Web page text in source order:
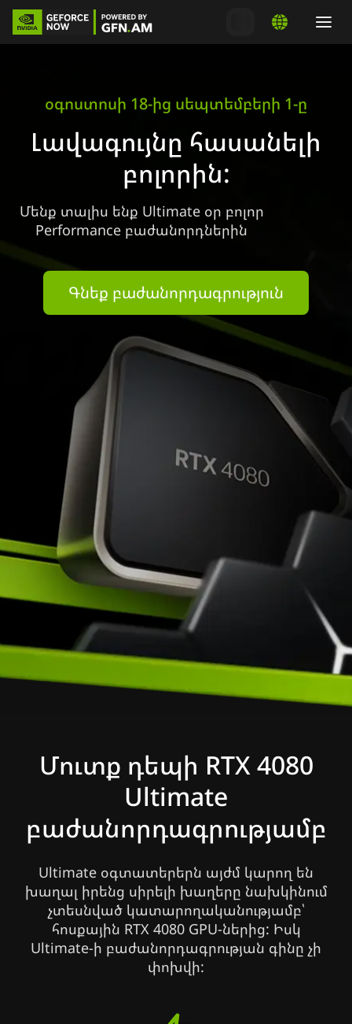
օգոստոսի 18-ից սեպտեմբերի 1-ը
Լավագույնը հասանելի
բոլորին:
Մենք տալիս ենք Ultimate օր բոլոր
Performance բաժանորդներին
Գնեք բաժանորդագրություն
Մուտք դեպի RTX 4080
Ultimate
բաժանորդագրությամբ
Ultimate օգտատերերն այժմ կարող են
խաղալ իրենց սիրելի խաղերը նախկինում
չտեսնված կատարողականությամբ՝
հոսքային RTX 4080 GPU-ներից: Իսկ
Ultimate-ի բաժանորդագրության գինը չի
փոխվի: